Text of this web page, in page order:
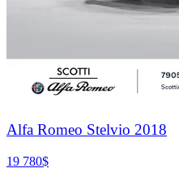
Alfa Romeo Stelvio 2018
19 780$